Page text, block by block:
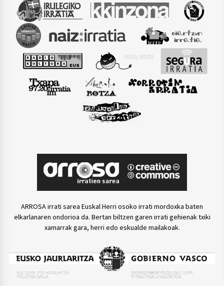
ARROSA irrati sarea Euskal Herri osoko irrati mordoxka baten
elkarlanaren ondorioa da. Bertan biltzen garen irrati gehienak txiki
xamarrak gara, herri edo eskualde mailakoak.